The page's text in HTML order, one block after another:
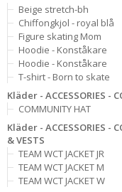
Beige stretch-bh
Chiffongkjol - royal blå
Figure skating Mom
Hoodie - Konståkare
Hoodie - Konståkare
T-shirt - Born to skate
Kläder - ACCESSORIES -
COMMUNITY HAT
Kläder - ACCESSORIES -
& VESTS
TEAM WCT JACKET JR
TEAM WCT JACKET M
TEAM WCT JACKET W